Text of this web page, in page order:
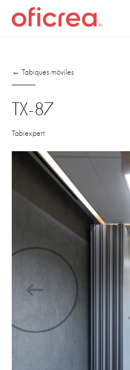
← Tabiques móviles
TX-87
Tabiexpert